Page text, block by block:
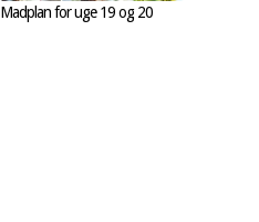
Madplan for uge 19 og 20